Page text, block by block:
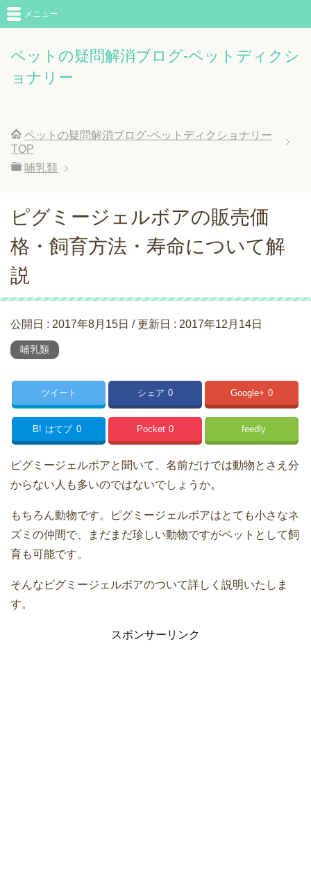
ペットの疑問解消ブログ-ペットディクシ
ョナリー
メニュー
ペットの疑問解消ブログ-ペットディクショナリー
TOP
哺乳類
ピグミージェルボアの販売価
格・飼育方法・寿命について解
説
公開日 : 2017年8月15日 / 更新日 : 2017年12月14日
哺乳類
ツイート シェア 0 Google+ 0
B! はてブ 0 Pocket 0 feedly
ピグミージェルボアと聞いて、名前だけでは動物とさえ分
からない人も多いのではないでしょうか。
もちろん動物です。ピグミージェルボアはとても小さなネ
ズミの仲間で、まだまだ珍しい動物ですがペットとして飼
育も可能です。
そんなピグミージェルボアのついて詳しく説明いたしま
す。
スポンサーリンク